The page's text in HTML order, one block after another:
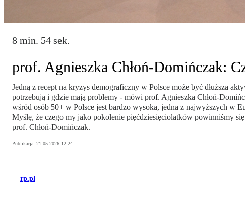
8 min. 54 sek.
prof. Agnieszka Chłoń-Domińczak:
Jedną z recept na kryzys demograficzny w Polsce może być dłuższa
potrzebują i gdzie mają problemy - mówi prof. Agnieszka Chłoń-
wśród osób 50+ w Polsce jest bardzo wysoka, jedna z najwyższych w
Myślę, że czego my jako pokolenie pięćdziesięciolatków powinniśmy
prof. Chłoń-Domińczak.
Publikacja: 21.05.2026 12:24
rp.pl